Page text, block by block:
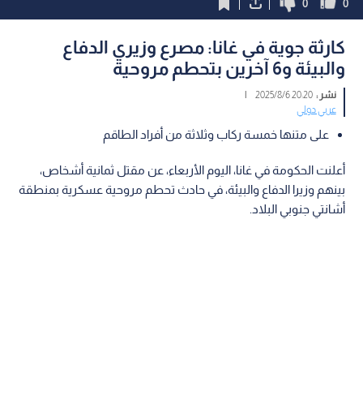
0
0
كارثة جوية في غانا: مصرع وزيري الدفاع
والبيئة و6 آخرين بتحطم مروحية
نشر :20:20 2025/8/6
|
عربي دولي
على متنها خمسة ركاب وثلاثة من أفراد الطاقم
أعلنت الحكومة في غانا، اليوم الأربعاء، عن مقتل ثمانية أشخاص،
بينهم وزيرا الدفاع والبيئة، في حادث تحطم مروحية عسكرية بمنطقة
أشانتي جنوبي البلاد.